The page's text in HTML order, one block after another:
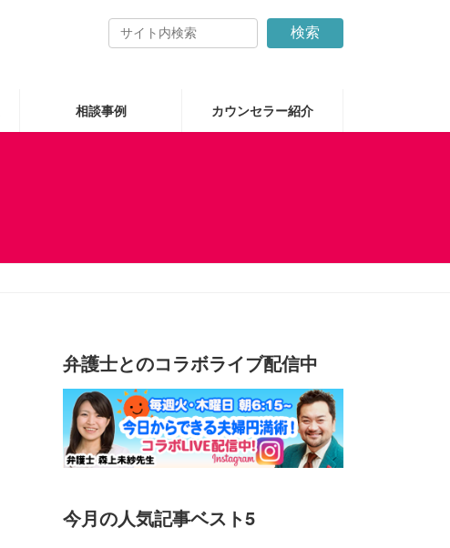
検索
相談事例 カウンセラー紹介
弁護士とのコラボライブ配信中
今月の人気記事ベスト5